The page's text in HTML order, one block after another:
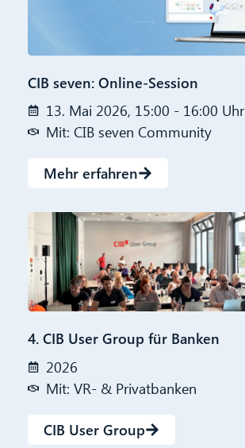
CIB seven: Online-Session
13. Mai 2026, 15:00 - 16:00 Uhr
Mit: CIB seven Community
Mehr erfahren
4. CIB User Group für Banken
2026
Mit: VR- & Privatbanken
CIB User Group